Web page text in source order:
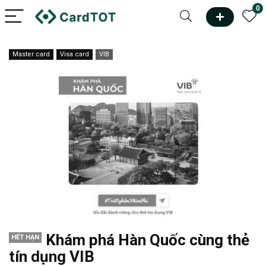
0
Master card Visa card VIB
HẾT HẠN
Khám phá Hàn Quốc cùng thẻ
tín dụng VIB